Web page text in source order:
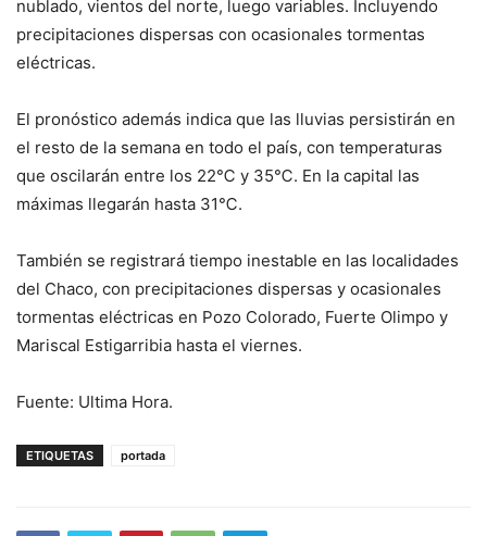
nublado, vientos del norte, luego variables. Incluyendo
precipitaciones dispersas con ocasionales tormentas
eléctricas.
El pronóstico además indica que las lluvias persistirán en
el resto de la semana en todo el país, con temperaturas
que oscilarán entre los 22℃ y 35℃. En la capital las
máximas llegarán hasta 31℃.
También se registrará tiempo inestable en las localidades
del Chaco, con precipitaciones dispersas y ocasionales
tormentas eléctricas en Pozo Colorado, Fuerte Olimpo y
Mariscal Estigarribia hasta el viernes.
Fuente: Ultima Hora.
ETIQUETAS portada